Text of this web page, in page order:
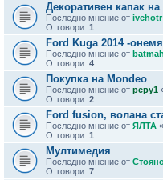
Декоративен капак на
Последно мнение от ivchotr
Отговори: 1
Ford Kuga 2014 -онемя
Последно мнение от
Отговори: 4
Покупка на Mondeo
Последно мнение от pepy1
Отговори: 2
Ford fusion, волана
Последно мнение от ЯЛТА «
Отговори: 1
Мултимедия
Последно мнение от
Отговори: 7